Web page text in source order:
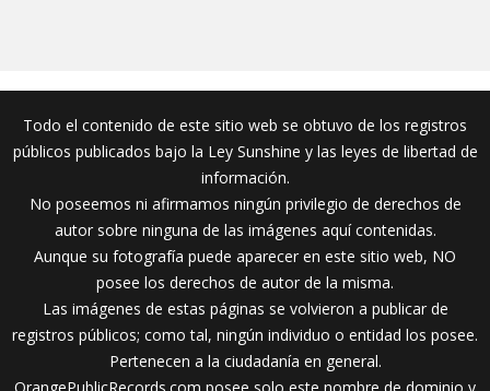
Todo el contenido de este sitio web se obtuvo de los registros
públicos publicados bajo la Ley Sunshine y las leyes de libertad de
información.
No poseemos ni afirmamos ningún privilegio de derechos de
autor sobre ninguna de las imágenes aquí contenidas.
Aunque su fotografía puede aparecer en este sitio web, NO
posee los derechos de autor de la misma.
Las imágenes de estas páginas se volvieron a publicar de
registros públicos; como tal, ningún individuo o entidad los posee.
Pertenecen a la ciudadanía en general.
OrangePublicRecords.com posee solo este nombre de dominio y